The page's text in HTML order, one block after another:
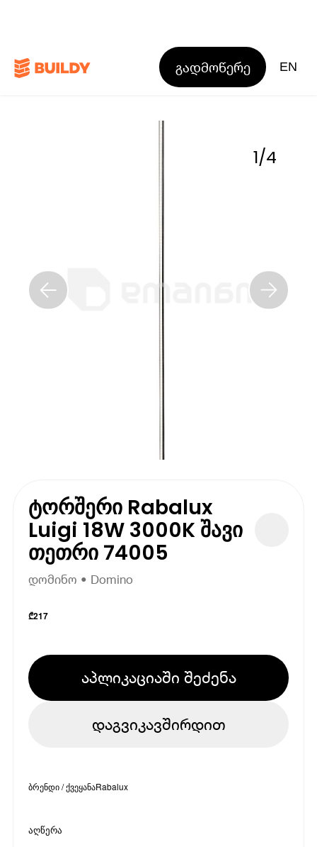
გადმოწერე EN
1/4
ტორშერი Rabalux
Luigi 18W 3000K შავი
თეთრი 74005
დომინო • Domino
₾217
აპლიკაციაში შეძენა
დაგვიკავშირდით
ბრენდი / ქვეყანაRabalux
აღწერა